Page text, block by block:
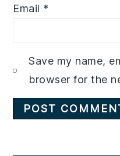
Email *
Save my name,
browser for the